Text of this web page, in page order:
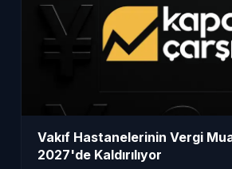
Vakıf Hastanelerinin Vergi
2027'de Kaldırılıyor